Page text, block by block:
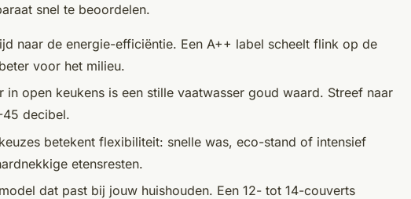
snel te beoordelen.
naar de energie-efficiëntie. Een A++ label scheelt flink op de
voor het milieu.
in open keukens is een stille vaatwasser goud waard. Streef naar
decibel.
betekent flexibiliteit: snelle was, eco-stand of intensief
etensresten.
dat past bij jouw huishouden. Een 12- tot 14-couverts